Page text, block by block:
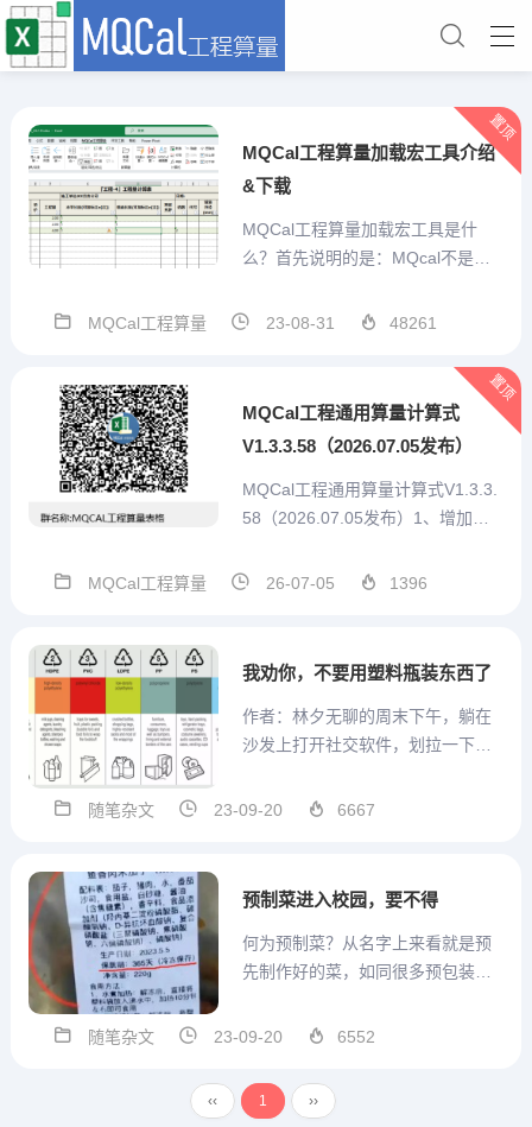
MQCal工程算量加载宏工具介绍
&下载
MQCal工程算量加载宏工具是什
么？首先说明的是：MQcal不是一
值工具。他是我本人结合手工算量
算量表格自己设计、重复项目便捷
输入、特殊标记、汇总统计、打印
或打印为pdf、造价预估...
MQCal工程算量 23-08-31 48261
置顶
MQCal工程通用算量计算式
V1.3.3.58（2026.07.05发布）
MQCal工程通用算量计算式V1.3.3.
58（2026.07.05发布）1、增加技
通用算量计算式V1.3.3.56 2026.07.
板设置...
MQCal工程算量 26-07-05 1396
置顶
我劝你，不要用塑料瓶装东西了
作者：林夕无聊的周末下午，躺在
沙发上打开社交软件，划拉一下，
又更新了，塑料瓶的十种妙用，听
喝完的大桶矿泉水瓶，都被老妈洗
干净，装上了花生、大米和红
豆，...
随笔杂文 23-09-20 6667
预制菜进入校园，要不得
何为预制菜？从名字上来看就是预
先制作好的菜，如同很多预包装食
属于预包装食品的一种，只不过，
品。预制菜有问题吗？按道理来说
是没有问题的，但是，在现阶段是
随笔杂文 23-09-20 6552
‹‹ 1 ››